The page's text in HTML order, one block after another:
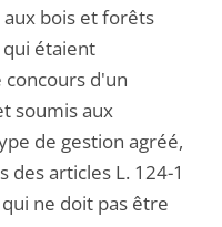
bois et forêts
étaient
d'un
soumis aux
de gestion agréé,
des articles L. 124-1
ne doit pas être